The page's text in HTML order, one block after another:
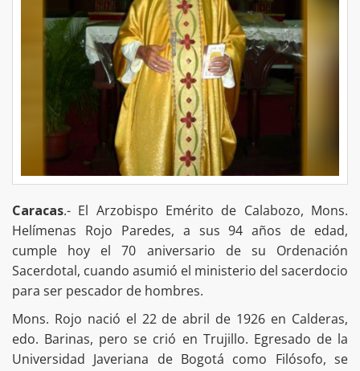
Caracas.- El Arzobispo Emérito de Calabozo, Mons.
Helímenas Rojo Paredes, a sus 94 años de edad,
cumple hoy el 70 aniversario de su Ordenación
Sacerdotal, cuando asumió el ministerio del sacerdocio
para ser pescador de hombres.
Mons. Rojo nació el 22 de abril de 1926 en Calderas,
edo. Barinas, pero se crió en Trujillo. Egresado de la
Universidad Javeriana de Bogotá como Filósofo, se